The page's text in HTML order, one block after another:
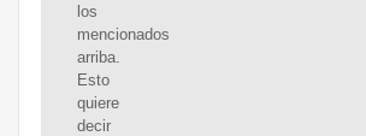
los
mencionados
arriba.
Esto
quiere
decir